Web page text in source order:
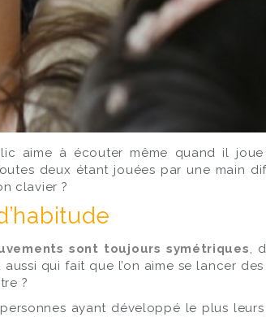
aime à écouter même quand il
deux étant jouées par une main
clavier ?
sont toujours symétriques,
qui fait que l’on aime se lancer
?
ayant développé le plus